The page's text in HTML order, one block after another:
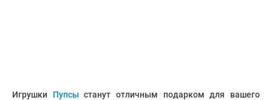
Игрушки Пупсыстанут отличным подарком для вашего